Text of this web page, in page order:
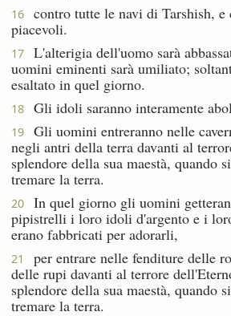
16
contro tutte le navi di Tarshish, e
piacevoli.
17
L'alterigia dell'uomo sarà
uomini eminenti sarà umiliato;
esaltato in quel giorno.
18 Gli idoli saranno interamente
19
Gli uomini entreranno nelle
negli antri della terra davanti al
splendore della sua maestà, quando
tremare la terra.
20
In quel giorno gli uomini
pipistrelli i loro idoli d'argento e i
erano fabbricati per adorarli,
21
per entrare nelle fenditure delle
delle rupi davanti al terrore
splendore della sua maestà, quando
tremare la terra.